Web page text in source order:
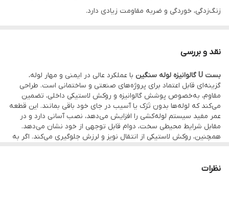
زنگ‌زدگی، خوردگی و ضربه مقاومت زیادی دارد.
نصب این محصول به‌راحتی با پیچ و مهره بر روی سطوح مختلف از
جمله دیوار، سقف یا کف انجام می‌شود.
این بست به خصوص در صنایع ساختمانی، نیروگاهی، تاسیساتی و حتی
خطوط انتقال آب و فاضلاب کاربرد فراوان دارد.
ویژگی‌های کلیدی:
مقاومت بالا در برابر زنگ‌زدگی و خوردگی
دارای روکش لاستیکی برای حفاظت بیشتر
نقد و بررسی
بست U گالوانیزه لوله سنگین
با عملکرد عالی در ایمنی و مهار لوله،
گزینه‌ای قابل اعتماد برای پروژه‌های صنعتی و ساختمانی است. طراحی
مقاوم، به‌خصوص پوشش گالوانیزه و روکش لاستیکی داخلی، تضمین
می‌کند که لوله‌ها بدون تَرَک یا آسیب در جای خود باقی بمانند. این قطعه
عمر مفید سیستم لوله‌کشی را افزایش می‌دهد، نصب آسانی دارد و در
مقابل شرایط محیطی سخت، دوام قابل توجهی از خود نشان می‌دهد.
همچنین، روکش لاستیکی از انتقال نویز و لرزش جلوگیری می‌کند. اگر به
نظرات